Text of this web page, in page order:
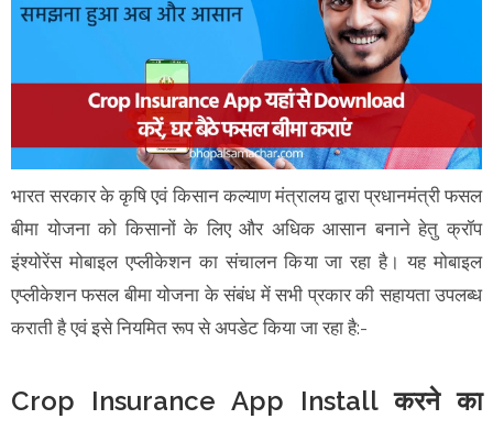
भारत सरकार के कृषि एवं किसान कल्याण मंत्रालय द्वारा प्रधानमंत्री फसल
बीमा योजना को किसानों के लिए और अधिक आसान बनाने हेतु क्रॉप
इंश्योरेंस मोबाइल एप्लीकेशन का संचालन किया जा रहा है। यह मोबाइल
एप्लीकेशन फसल बीमा योजना के संबंध में सभी प्रकार की सहायता उपलब्ध
कराती है एवं इसे नियमित रूप से अपडेट किया जा रहा है:-
Crop Insurance App Install करने का